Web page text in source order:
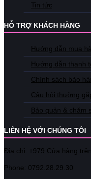
Tin tức
HỖ TRỢ KHÁCH HÀNG
Hướng dẫn mua
Hướng dẫn thanh
Chính sách bảo
Câu hỏi thường
Bảo quản & chăm
LIÊN HỆ VỚI CHÚNG TÔI
Địa chỉ: +979 Cửa hàng
Phone: 0792.28.29.30